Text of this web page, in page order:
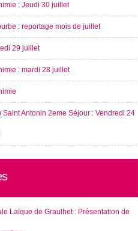
: Jeudi 30 juillet
: reportage mois de juillet
29 juillet
: mardi 28 juillet
Saint Antonin 2eme Séjour : Vendredi 24
Laïque de Graulhet : Présentation de